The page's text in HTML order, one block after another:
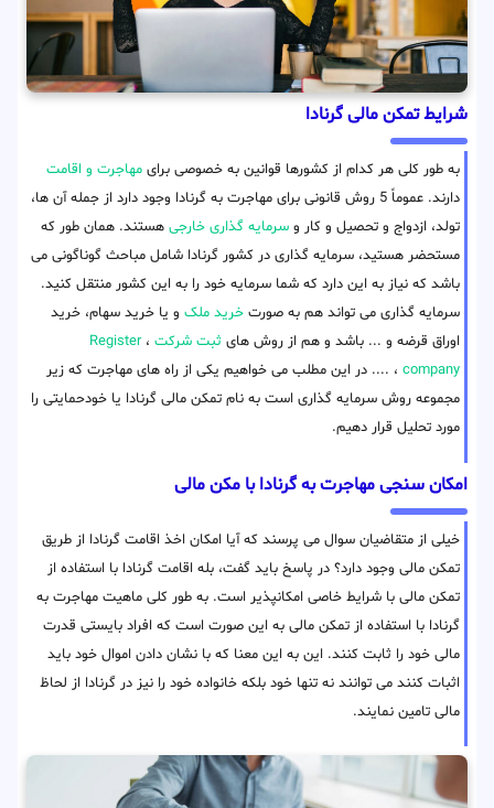
شرایط تمکن مالی گرنادا
به طور کلی هر کدام از کشورها قوانین به خصوصی برای مهاجرت و اقامت
دارند. عموماً 5 روش قانونی برای مهاجرت به گرنادا وجود دارد از جمله آن ها،
تولد، ازدواج و تحصیل و کار و سرمایه گذاری خارجی هستند. همان طور که
مستحضر هستید، سرمایه گذاری در کشور گرنادا شامل مباحث گوناگونی می
باشد که نیاز به این دارد که شما سرمایه خود را به این کشور منتقل کنید.
سرمایه گذاری می تواند هم به صورت خرید ملک و یا خرید سهام، خرید
اوراق قرضه و ... باشد و هم از روش های ثبت شرکت ،Register
company ، .... در این مطلب می خواهیم یکی از راه های مهاجرت که زیر
مجموعه روش سرمایه گذاری است به نام تمکن مالی گرنادا یا خودحمایتی را
مورد تحلیل قرار دهیم.
امکان سنجی مهاجرت به گرنادا با مکن مالی
خیلی از متقاضیان سوال می پرسند که آیا امکان اخذ اقامت گرنادا از طریق
تمکن مالی وجود دارد؟ در پاسخ باید گفت، بله اقامت گرنادا با استفاده از
تمکن مالی با شرایط خاصی امکانپذیر است. به طور کلی ماهیت مهاجرت به
گرنادا با استفاده از تمکن مالی به این صورت است که افراد بایستی قدرت
مالی خود را ثابت کنند. این به این معنا که با نشان دادن اموال خود باید
اثبات کنند می توانند نه تنها خود بلکه خانواده خود را نیز در گرنادا از لحاظ
مالی تامین نمایند.